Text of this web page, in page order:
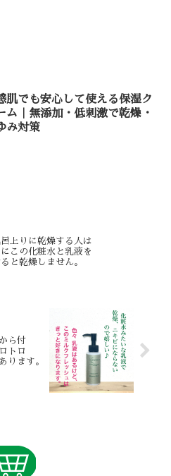
肌でも安心して使える保湿ク
ム｜無添加・低刺激で乾燥・
み対策
上りに乾燥する人は
この化粧水と乳液を
と乾燥しません。
ら付
トロ
ります。